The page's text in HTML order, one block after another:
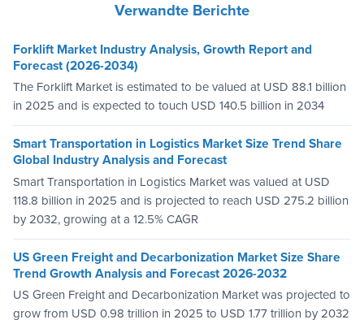
Verwandte Berichte
Forklift Market Industry Analysis, Growth Report and
Forecast (2026-2034)
The Forklift Market is estimated to be valued at USD 88.1 billion
in 2025 and is expected to touch USD 140.5 billion in 2034
Smart Transportation in Logistics Market Size Trend Share
Global Industry Analysis and Forecast
Smart Transportation in Logistics Market was valued at USD
118.8 billion in 2025 and is projected to reach USD 275.2 billion
by 2032, growing at a 12.5% CAGR
US Green Freight and Decarbonization Market Size Share
Trend Growth Analysis and Forecast 2026-2032
US Green Freight and Decarbonization Market was projected to
grow from USD 0.98 trillion in 2025 to USD 1.77 trillion by 2032